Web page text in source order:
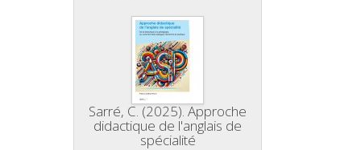
Sarré, C. (2025). Approche
didactique de l'anglais de
spécialité